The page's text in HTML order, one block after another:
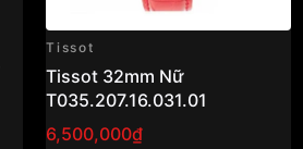
Tissot
Tissot 32mm Nữ
T035.207.16.031.01
6,500,000₫